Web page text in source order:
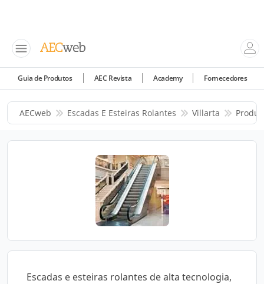
Guia de Produtos AEC Revista Academy Fornecedores
AECweb Escadas E Esteiras Rolantes Villarta
Escadas e esteiras rolantes de alta tecnologia,